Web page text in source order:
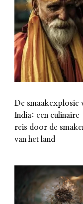
De smaakexplosie
India: een culinaire
reis door de
van het land